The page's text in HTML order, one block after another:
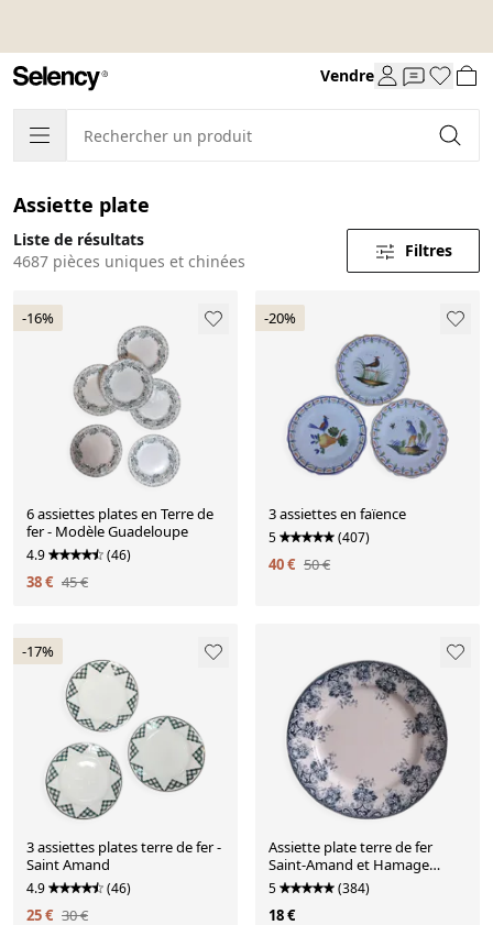
Vendre
Assiette plate
Liste de résultats
4687 pièces uniques et chinées
Filtres
-16%
6 assiettes plates en Terre de
fer - Modèle Guadeloupe
4.9 (46)
38 € 45 €
-20%
3 assiettes en faïence
5 (407)
40 € 50 €
-17%
3 assiettes plates terre de fer -
Saint Amand
4.9 (46)
25 € 30 €
Assiette plate terre de fer
Saint-Amand et Hamage
décor Printanier
5 (384)
18 €